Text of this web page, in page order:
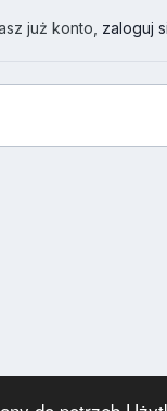
już konto, zaloguj